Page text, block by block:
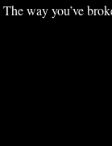
The way you’ve